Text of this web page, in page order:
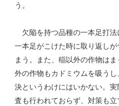
う。
欠陥を持つ品種の一本足打法
一本足がこけた時に取り返し
まう。また、稲以外の作物は
外の作物もカドミウムを吸う
決というわけにはいかない。
査も行われておらず、対策も